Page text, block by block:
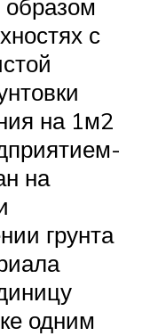
с
на 1м2
на
грунта
одним